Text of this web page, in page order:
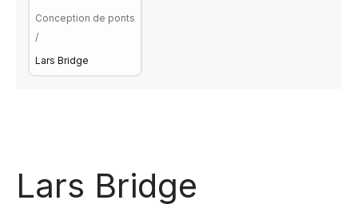
Conception de ponts
/
Lars Bridge
Lars Bridge